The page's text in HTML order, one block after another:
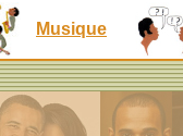
Musique